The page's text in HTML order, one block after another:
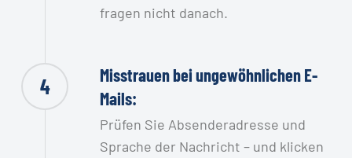
fragen nicht danach.
4
Misstrauen bei ungewöhnlichen E-
Mails:
Prüfen Sie Absenderadresse und
Sprache der Nachricht – und klicken